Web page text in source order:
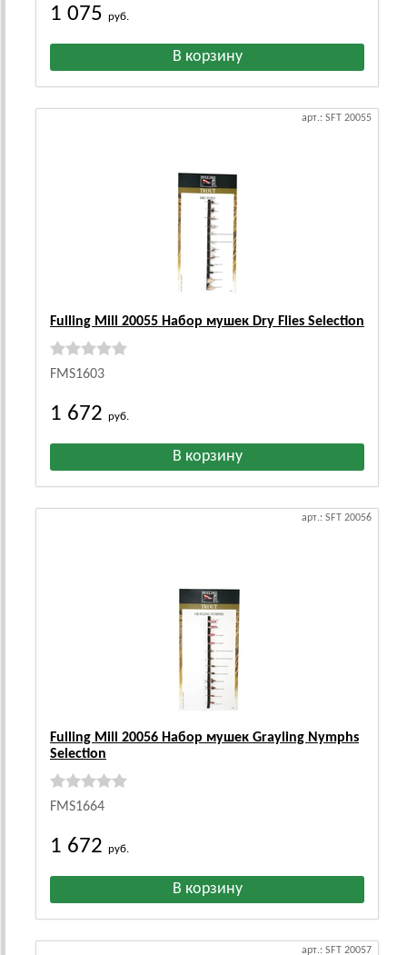
1 075 руб.
арт.: SFT 20055
Fulling Mill 20055 Набор мушек Dry Flies Selection
FMS1603
1 672 руб.
арт.: SFT 20056
Fulling Mill 20056 Набор мушек Grayling Nymphs
Selection
FMS1664
1 672 руб.
арт.: SFT 20057